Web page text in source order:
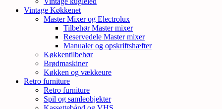
Vintage Køkkenet
Master Mixer og Electrolux
Tilbehør Master mixer
Reservedele Master mixer
Manualer og opskriftshæfter
Køkkentilbehør
Brødmaskiner
Køkken og vækkeure
Retro furniture
Retro furniture
Spil og samleobjekter